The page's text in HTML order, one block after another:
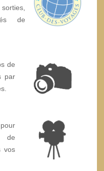
de
de
par
de
vos